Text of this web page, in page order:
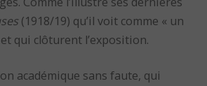
(1918/19) qu’il voit comme « un
qui clôturent l’exposition.
académique sans faute, qui